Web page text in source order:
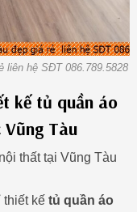
liên hệ SĐT 086.789.5828
kế tủ quần áo
Tàu
thất tại Vũng Tàu
thiết kế tủ quần áo